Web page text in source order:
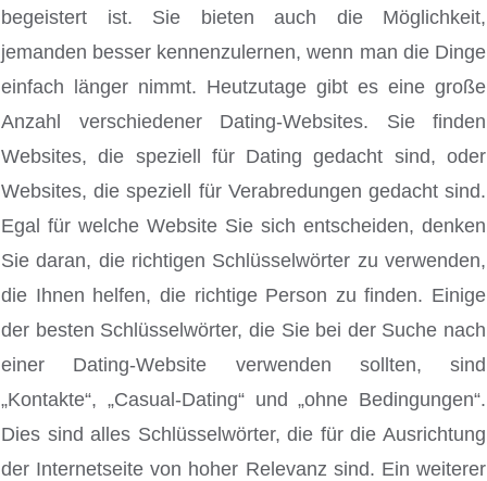
begeistert ist. Sie bieten auch die Möglichkeit,
jemanden besser kennenzulernen, wenn man die Dinge
einfach länger nimmt. Heutzutage gibt es eine große
Anzahl verschiedener Dating-Websites. Sie finden
Websites, die speziell für Dating gedacht sind, oder
Websites, die speziell für Verabredungen gedacht sind.
Egal für welche Website Sie sich entscheiden, denken
Sie daran, die richtigen Schlüsselwörter zu verwenden,
die Ihnen helfen, die richtige Person zu finden. Einige
der besten Schlüsselwörter, die Sie bei der Suche nach
einer Dating-Website verwenden sollten, sind
„Kontakte“, „Casual-Dating“ und „ohne Bedingungen“.
Dies sind alles Schlüsselwörter, die für die Ausrichtung
der Internetseite von hoher Relevanz sind. Ein weiterer